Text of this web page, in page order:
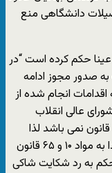
دانشگاهی منع
عینا حکم کرده است “در
صدور مجوز ادامه
انجام شده از
عالی انقلاب
نمی باشد لذا
خواسته شاکی قابل اجابت نمی باشد و مستندا به مواد ۱۰ و ۶۵ قانون
به رد شکایت شاکی